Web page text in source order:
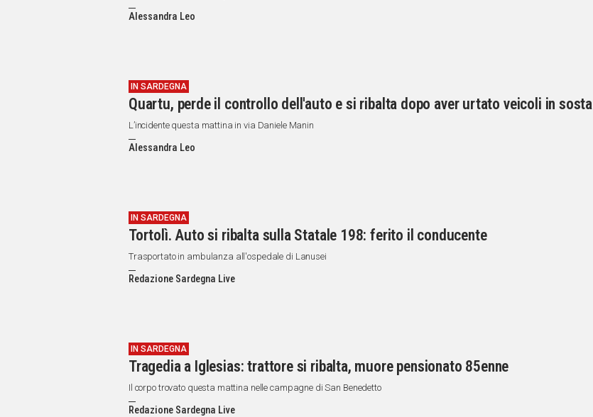
Alessandra Leo
IN SARDEGNA
Quartu, perde il controllo dell'auto e si ribalta dopo aver urtato veicoli in sosta
L’incidente questa mattina in via Daniele Manin
Alessandra Leo
IN SARDEGNA
Tortolì. Auto si ribalta sulla Statale 198: ferito il conducente
Trasportato in ambulanza all'ospedale di Lanusei
Redazione Sardegna Live
IN SARDEGNA
Tragedia a Iglesias: trattore si ribalta, muore pensionato 85enne
Il corpo trovato questa mattina nelle campagne di San Benedetto
Redazione Sardegna Live